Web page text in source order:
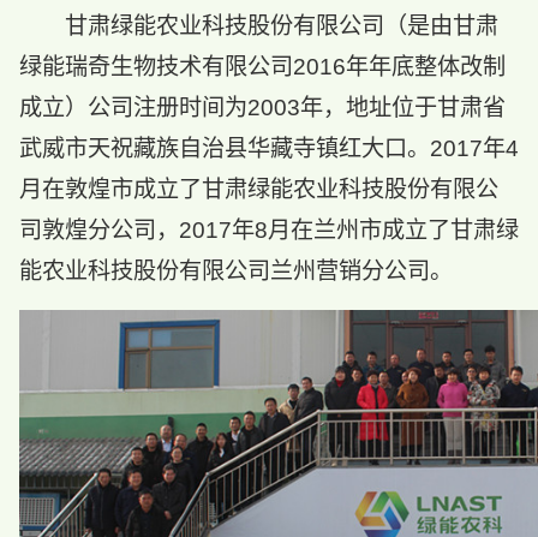
甘肃绿能农业科技股份有限公司（是由甘肃
绿能瑞奇生物技术有限公司2016年年底整体改制
成立）公司注册时间为2003年，地址位于甘肃省
武威市天祝藏族自治县华藏寺镇红大口。2017年4
月在敦煌市成立了甘肃绿能农业科技股份有限公
司敦煌分公司，2017年8月在兰州市成立了甘肃绿
能农业科技股份有限公司兰州营销分公司。